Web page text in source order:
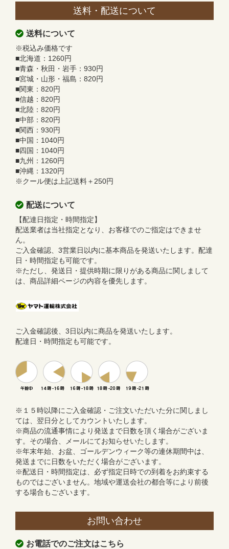
送料・配送について
送料について
※税込み価格です
■北海道：1260円
■青森・秋田・岩手：930円
■宮城・山形・福島：820円
■関東：820円
■信越：820円
■北陸：820円
■中部：820円
■関西：930円
■中国：1040円
■四国：1040円
■九州：1260円
■沖縄：1320円
※クール便は上記送料＋250円
配送について
【配達日指定・時間指定】
配送業者は当社指定となり、お客様でのご指定はできませ
ん。
ご入金確認、3営業日以内に基本商品を発送いたします。配達
日・時間指定も可能です。
※ただし、発送日・提供時期に限りがある商品に関しまして
は、商品詳細ページの内容を優先します。
ご入金確認後、3日以内に商品を発送いたします。
配達日・時間指定も可能です。
※１５時以降にご入金確認・ご注文いただいた分に関しまし
ては、翌日分としてカウントいたします。
※商品の流通事情により発送まで日数を頂く場合がございま
す。その場合、メールにてお知らせいたします。
※年末年始、お盆、ゴールデンウィーク等の連休期間中は、
発送までに日数をいただく場合がございます。
※配送日・時間指定は、必ず指定日時での到着をお約束する
ものではございません。地域や運送会社の都合等により前後
する場合もございます。
お問い合わせ
お電話でのご注文はこちら